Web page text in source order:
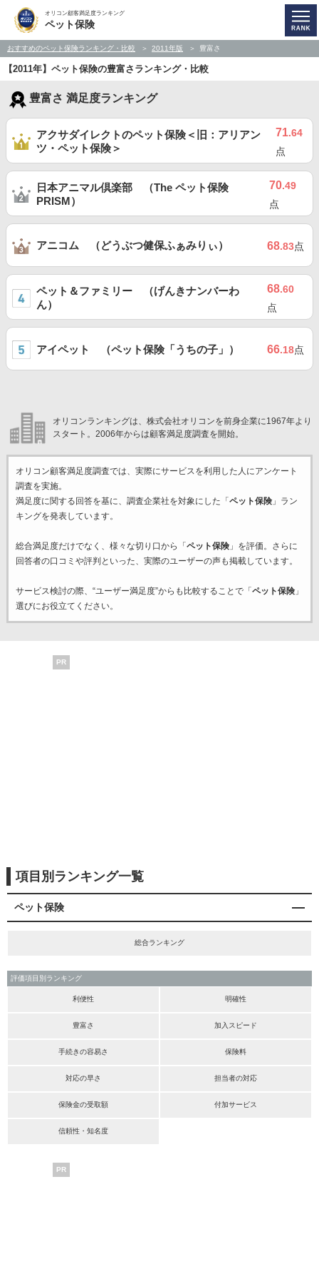
オリコン顧客満足度ランキング
ペット保険
おすすめのペット保険ランキング・比較 2011年版 豊富さ
【2011年】ペット保険の豊富さランキング・比較
豊富さ 満足度ランキング
アクサダイレクトのペット保険＜旧：アリアン
ツ・ペット保険＞
71.64
点
日本アニマル倶楽部 （The ペット保険
PRISM）
70.49
点
アニコム （どうぶつ健保ふぁみりぃ） 68.83点
ペット＆ファミリー （げんきナンバーわ
ん）
68.60
点
アイペット （ペット保険「うちの子」） 66.18点
オリコンランキングは、株式会社オリコンを前身企業に1967年より
スタート。2006年からは顧客満足度調査を開始。
オリコン顧客満足度調査では、実際にサービスを利用した 人にアンケート
調査を実施。
満足度に関する回答を基に、調査企業社を対象にした「 ペット保険」ラン
キングを発表しています。
総合満足度だけでなく、様々な切り口から「 ペット保険」を評価。さらに
回答者の口コミや評判といった、実際のユーザーの声も掲載しています。
サービス検討の際、“ユーザー満足度”からも比較することで「 ペット保険」
選びにお役立てください。
PR
項目別ランキング一覧
ペット保険
総合ランキング
評価項目別ランキング
利便性 明確性
豊富さ 加入スピード
手続きの容易さ 保険料
対応の早さ 担当者の対応
保険金の受取額 付加サービス
信頼性・知名度
PR